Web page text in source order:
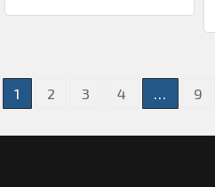
Artikkelien
1 2 3 4 9